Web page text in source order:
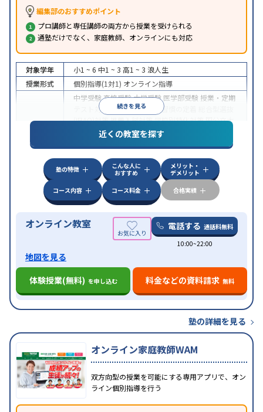
編集部のおすすめポイント
プロ講師と専任講師の両方から授業を受けられる
通塾だけでなく、家庭教師、オンラインにも対応
続きを見る
対象学年 小1 ~ 6 中1 ~ 3 高1 ~ 3 浪人生
授業形式
個別指導(1対1) オンライン指導
中学受験高校受験大学受験 医学部受験 授業・定期
テスト対策
内申点対策 学習習慣の定着
(旧AO)対策推薦入試対策学校別特化対策国公立大
私大対策共通テスト対策
英語・英会話特化
特徴
中高一貫校生に対応授業の振替可能 不登校生に対
オンライン対応 1科目から受講可能季節講習の
みの受講可
自習室あり
近くの教室を探す
塾の特徴
こんな人に
おすすめ
メリット・
デメリット
コース内容
コース料金 合格実績
オンライン教室 電話する 通話料無料
10:00~22:00
地図を見る
体験授業(無料) を申し込む 料金などの資料請求 無料
塾の詳細を見る
オンライン家庭教師WAM
双方向型の授業を可能にする専用アプリで、オン
ライン個別指導を行う